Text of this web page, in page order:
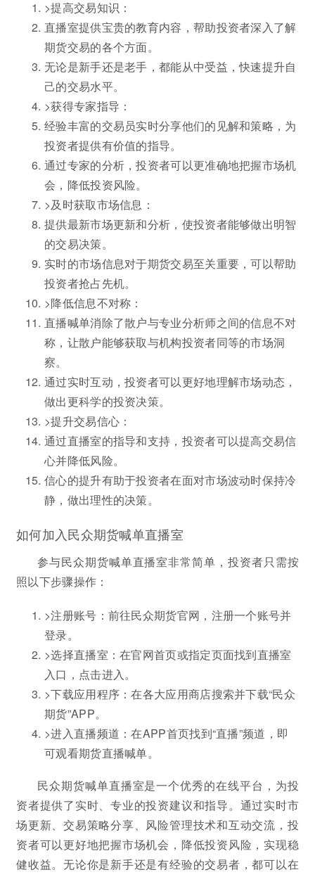
>提高交易知识：
直播室提供宝贵的教育内容，帮助投资者深入了解
期货交易的各个方面。
无论是新手还是老手，都能从中受益，快速提升自
己的交易水平。
>获得专家指导：
经验丰富的交易员实时分享他们的见解和策略，为
投资者提供有价值的指导。
通过专家的分析，投资者可以更准确地把握市场机
会，降低投资风险。
>及时获取市场信息：
提供最新市场更新和分析，使投资者能够做出明智
的交易决策。
实时的市场信息对于期货交易至关重要，可以帮助
投资者抢占先机。
>降低信息不对称：
直播喊单消除了散户与专业分析师之间的信息不对
称，让散户能够获取与机构投资者同等的市场洞
察。
通过实时互动，投资者可以更好地理解市场动态，
做出更科学的投资决策。
>提升交易信心：
通过直播室的指导和支持，投资者可以提高交易信
心并降低风险。
信心的提升有助于投资者在面对市场波动时保持冷
静，做出理性的决策。
如何加入民众期货喊单直播室
参与民众期货喊单直播室非常简单，投资者只需按
照以下步骤操作：
>注册账号：前往民众期货官网，注册一个账号并
登录。
>选择直播室：在官网首页或指定页面找到直播室
入口，点击进入。
>下载应用程序：在各大应用商店搜索并下载“民众
期货”APP。
>进入直播频道：在APP首页找到“直播”频道，即
可观看期货直播喊单。
民众期货喊单直播室是一个优秀的在线平台，为投
资者提供了实时、专业的投资建议和指导。通过实时市
场更新、交易策略分享、风险管理技术和互动交流，投
资者可以更好地把握市场机会，降低投资风险，实现稳
健收益。无论你是新手还是有经验的交易者，都可以在